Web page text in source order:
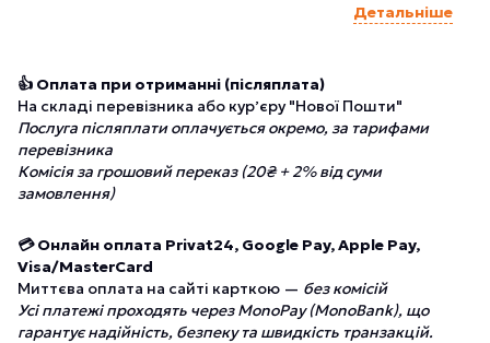
Детальніше
👍 Оплата при отриманні (післяплата)
На складі перевізника або курʼєру "Нової Пошти"
Послуга післяплати оплачується окремо, за тарифами
перевізника
Комісія за грошовий переказ (20₴ + 2% від суми
замовлення)
💳 Онлайн оплата Privat24, Google Pay, Apple Pay,
Visa/MasterCard
Миттєва оплата на сайті карткою — без комісій
Усі платежі проходять через MonoPay (MonoBank), що
гарантує надійність, безпеку та швидкість транзакцій.